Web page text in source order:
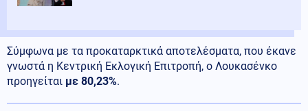
Σύμφωνα με τα προκαταρκτικά αποτελέσματα, που έκανε
γνωστά η Κεντρική Εκλογική Επιτροπή, ο Λουκασένκο
προηγείται με 80,23%.